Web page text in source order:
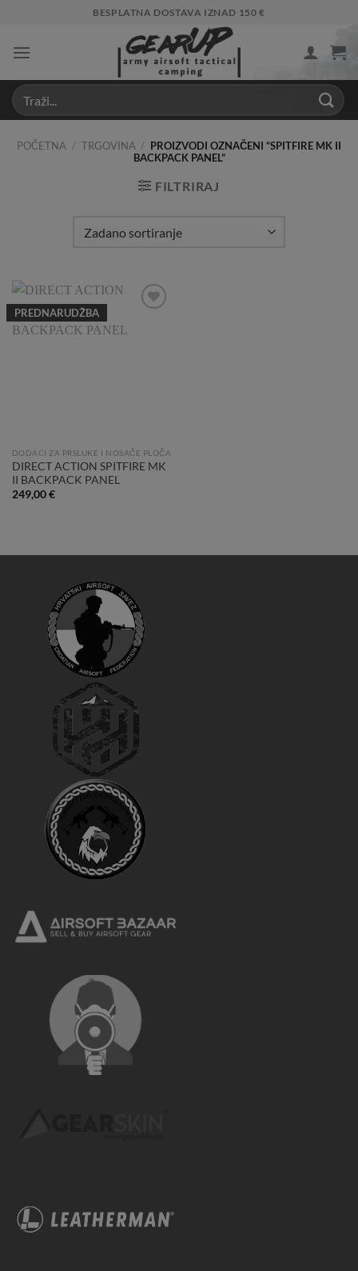
content
BESPLATNA DOSTAVA IZNAD 150 €
POČETNA / TRGOVINA / PROIZVODI OZNAČENI “SPITFIRE MK II
BACKPACK PANEL”
FILTRIRAJ
PREDNARUDŽBA
DODACI ZA PRSLUKE I NOSAČE PLOČA
DIRECT ACTION SPITFIRE MK
II BACKPACK PANEL
249,00€